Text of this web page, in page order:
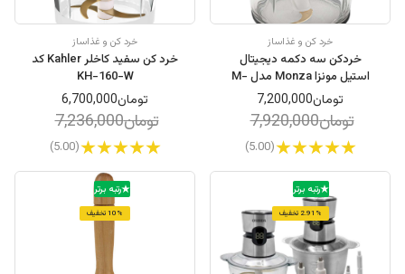
خرد کن و غذاساز
خردکن سه دکمه دیجیتال
استیل مونزا Monza مدل M-
CH5003Dتومان7,200,000
تومان7,920,000
(5.00)
خرد کن و غذاساز
خرد کن سفید کاخلر Kahler کد
KH-160-W
تومان6,700,000
تومان7,236,000
(5.00)
رتبه برتر
2.91% تخفیف
رتبه برتر
10% تخفیف